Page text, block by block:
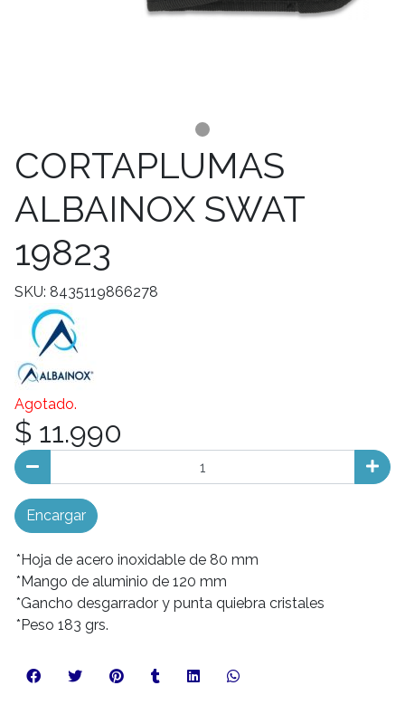
CORTAPLUMAS
ALBAINOX SWAT
19823
SKU: 8435119866278
Agotado.
$ 11.990
Encargar
*Hoja de acero inoxidable de 80 mm
*Mango de aluminio de 120 mm
*Gancho desgarrador y punta quiebra cristales
*Peso 183 grs.